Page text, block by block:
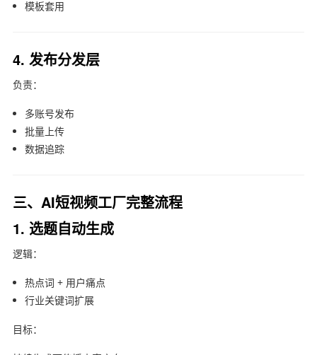
模板套用
4. 发布分发层
负责：
多账号发布
批量上传
数据追踪
三、AI短视频工厂完整流程
1. 选题自动生成
逻辑：
热点词 + 用户痛点
行业关键词扩展
目标：